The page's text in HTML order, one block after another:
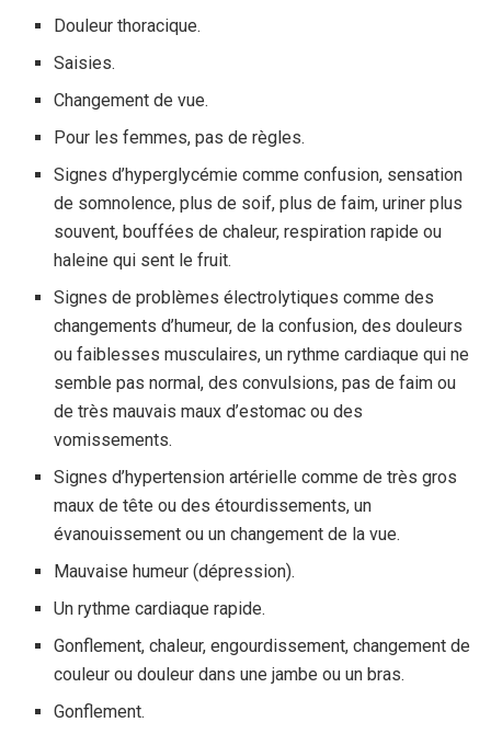
Douleur thoracique.
Saisies.
Changement de vue.
Pour les femmes, pas de règles.
Signes d’hyperglycémie comme confusion, sensation
de somnolence, plus de soif, plus de faim, uriner plus
souvent, bouffées de chaleur, respiration rapide ou
haleine qui sent le fruit.
Signes de problèmes électrolytiques comme des
changements d’humeur, de la confusion, des douleurs
ou faiblesses musculaires, un rythme cardiaque qui ne
semble pas normal, des convulsions, pas de faim ou
de très mauvais maux d’estomac ou des
vomissements.
Signes d’hypertension artérielle comme de très gros
maux de tête ou des étourdissements, un
évanouissement ou un changement de la vue.
Mauvaise humeur (dépression).
Un rythme cardiaque rapide.
Gonflement, chaleur, engourdissement, changement de
couleur ou douleur dans une jambe ou un bras.
Gonflement.